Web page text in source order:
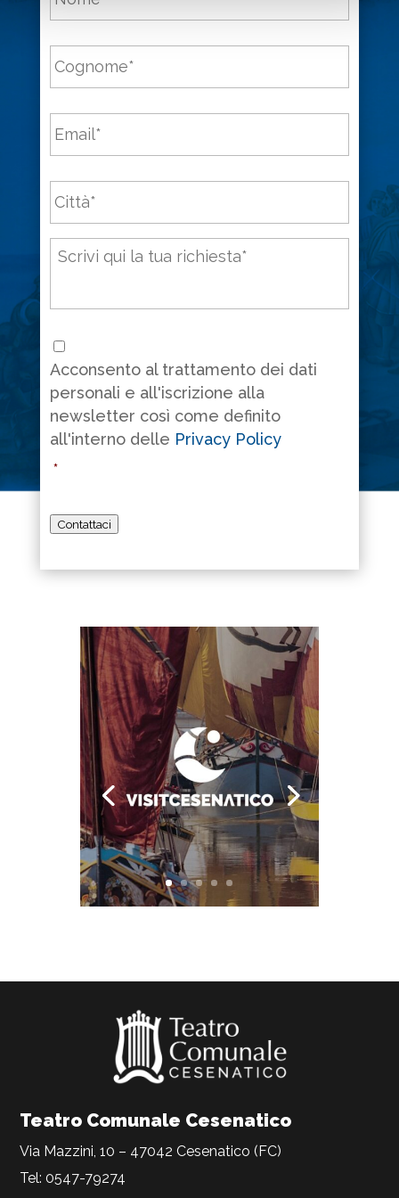
Cognome *
Email *
Città *
Messaggio *
Consenso
Acconsento al trattamento dei dati
personali e all'iscrizione alla
newsletter così come definito
all'interno delle Privacy Policy
*
Contattaci
Teatro Comunale Cesenatico
Via Mazzini, 10 – 47042 Cesenatico (FC)
Tel: 0547-79274